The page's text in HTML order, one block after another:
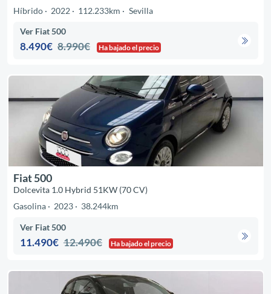
Híbrido
2022 112.233km Sevilla
Ver Fiat 500
8.490€ 8.990€ Ha bajado el precio
Fiat 500
Dolcevita 1.0 Hybrid 51KW (70 CV)
Gasolina
2023 38.244km
Ver Fiat 500
11.490€ 12.490€ Ha bajado el precio